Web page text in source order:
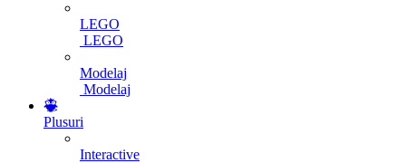
LEGO
LEGO
Modelaj
Modelaj
Plusuri
Interactive